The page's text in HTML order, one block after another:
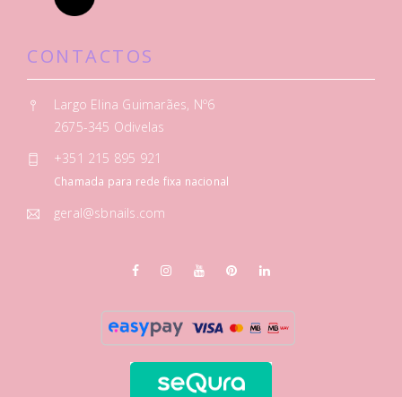
CONTACTOS
Largo Elina Guimarães, Nº6
2675-345 Odivelas
+351 215 895 921
Chamada para rede fixa nacional
geral@sbnails.com